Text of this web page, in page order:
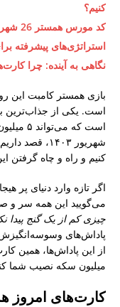
کنیم؟
کد مورس همستر 26 شهریور
استراتژی‌های پیشرفته
نگاهی به آینده: چرا
بازی همستر کامبت این
است. یکی از جذاب‌ترین
شهریور ۱۴۰۳، قصد داریم شما را با
کنیم و راه و چاه گرفتن
اگر تازه وارد دنیای پر
می‌گویید این همه سر و
چیزی کم از یک گنج پیدا
پاداش‌های
میلیون سکه نصیب شما
کارت‌های امروز